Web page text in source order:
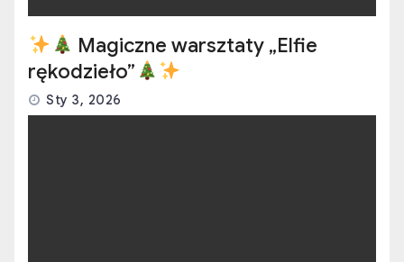
Magiczne warsztaty „Elfie
rękodzieło”
Sty 3, 2026